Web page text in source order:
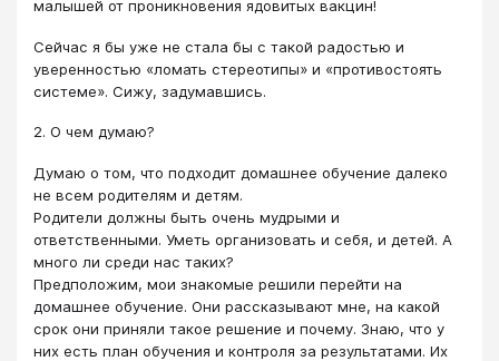
малышей от проникновения ядовитых вакцин!
Сейчас я бы уже не стала бы с такой радостью и
уверенностью «ломать стереотипы» и «противостоять
системе». Сижу, задумавшись.
2. О чем думаю?
Думаю о том, что подходит домашнее обучение далеко
не всем родителям и детям.
Родители должны быть очень мудрыми и
ответственными. Уметь организовать и себя, и детей. А
много ли среди нас таких?
Предположим, мои знакомые решили перейти на
домашнее обучение. Они рассказывают мне, на какой
срок они приняли такое решение и почему. Знаю, что у
них есть план обучения и контроля за результатами. Их